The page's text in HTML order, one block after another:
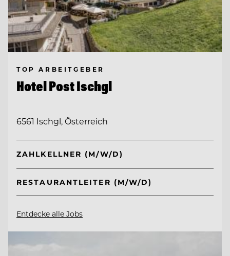
TOP ARBEITGEBER
Hotel Post Ischgl
6561 Ischgl, Österreich
ZAHLKELLNER (M/W/D)
RESTAURANTLEITER (M/W/D)
Entdecke alle Jobs